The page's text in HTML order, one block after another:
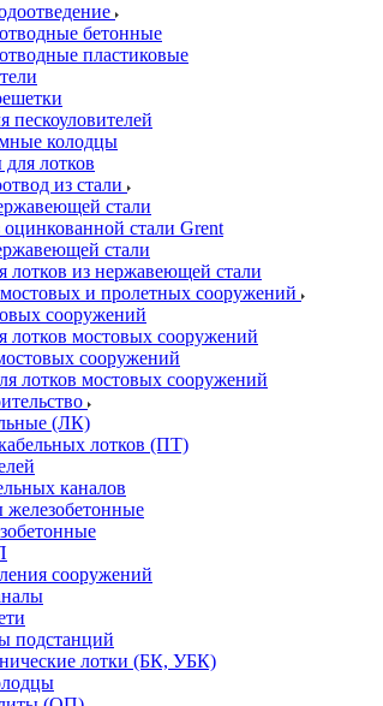
бетонные
пластиковые
пескоуловителей
колодцы
лотков
из стали
стали
стали Grent
стали
лотков из нержавеющей стали
и пролетных сооружений
сооружений
лотков мостовых сооружений
сооружений
лотков мостовых сооружений
(ЛК)
лотков (ПТ)
каналов
железобетонные
сооружений
подстанций
лотки (БК, УБК)